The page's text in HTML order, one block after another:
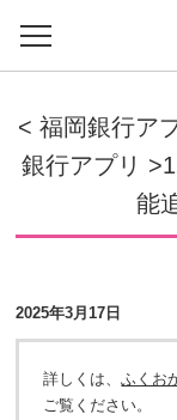
< 福岡銀行ア
銀行アプリ
能
2025年3月17日
詳しくは、ふくお
ご覧ください。